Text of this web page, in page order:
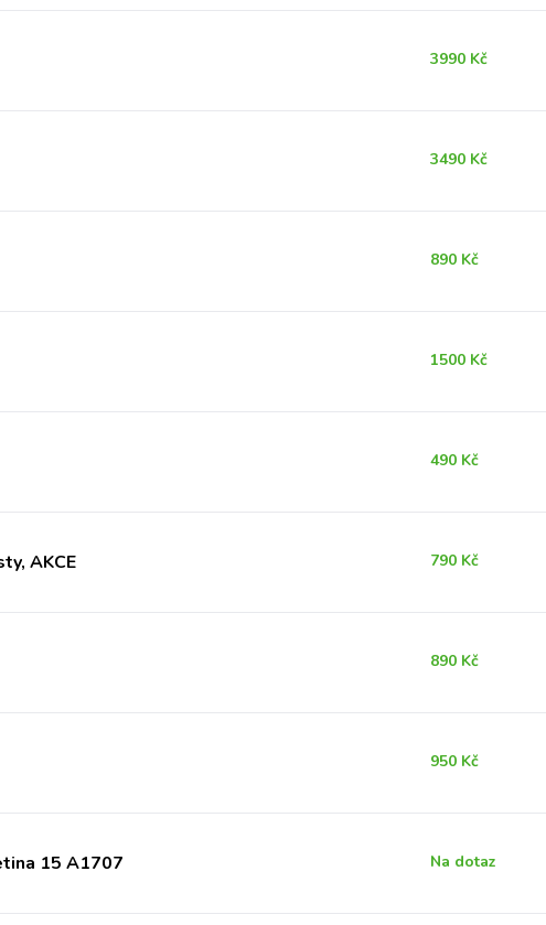
3990 Kč
3490 Kč
890 Kč
1500 Kč
490 Kč
AKCE 790 Kč
890 Kč
950 Kč
15 A1707 Na dotaz